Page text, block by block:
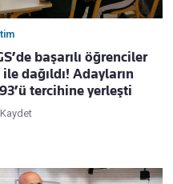
başarılı öğrenciler
ile dağıldı! Adayların
tercihine yerleşti
Kaydet